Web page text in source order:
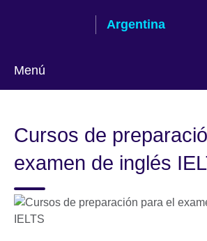
Argentina
Menú
language
Cursos de
examen de inglés